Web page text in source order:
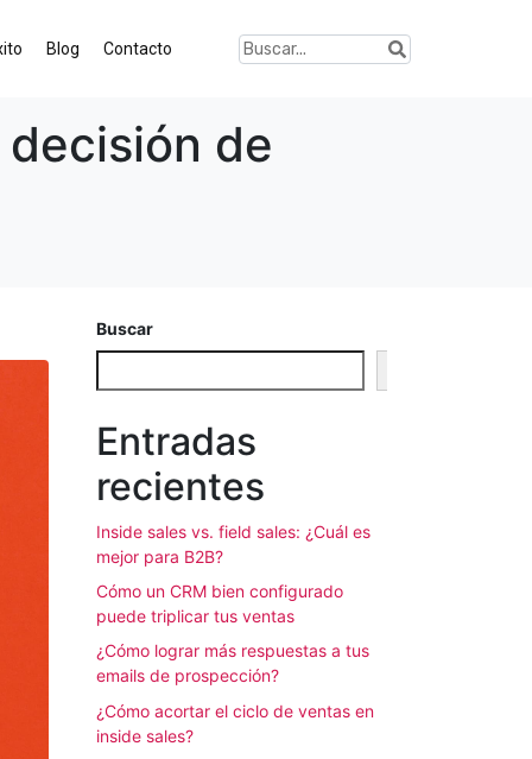
Blog Contacto
de
Buscar
Entradas
recientes
Inside sales vs. field sales: ¿Cuál es
mejor para B2B?
Cómo un CRM bien configurado
puede triplicar tus ventas
¿Cómo lograr más respuestas a tus
emails de prospección?
¿Cómo acortar el ciclo de ventas en
inside sales?